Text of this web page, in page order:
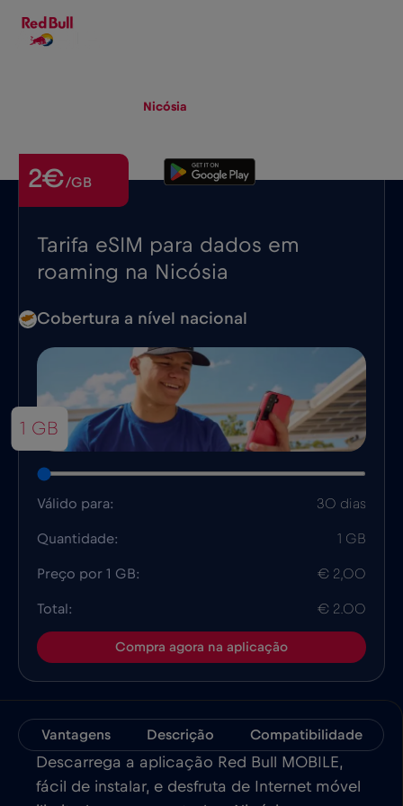
Nicósia
Tarifa eSIM para dados em
roaming na Nicósia
2€/GB
Cobertura a nível nacional
1 GB
Válido para: 30 dias
Quantidade: 1 GB
Preço por 1 GB: € 2,00
Total: € 2.00
Compra agora na aplicação
Vantagens Descrição Compatibilidade
Descarrega a aplicação Red Bull MOBILE,
fácil de instalar, e desfruta de Internet móvel